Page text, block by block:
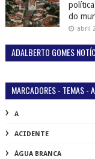
do
abril
ADALBERTO GOMES
MARCADORES - TEMAS -
A
ACIDENTE
ÁGUA BRANCA